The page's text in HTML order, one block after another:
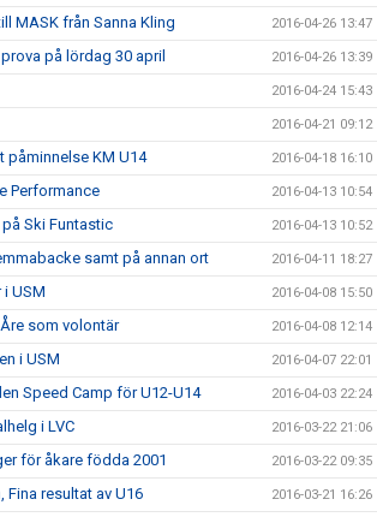
MASK från Sanna Kling 2016-04-26 13:47
på lördag 30 april 2016-04-26 13:39
2016-04-24 15:43
2016-04-21 09:12
påminnelse KM U14 2016-04-18 16:10
Performance 2016-04-13 10:54
Ski Funtastic 2016-04-13 10:52
samt på annan ort 2016-04-11 18:27
i USM 2016-04-08 15:50
som volontär 2016-04-08 12:14
i USM 2016-04-07 22:01
Speed Camp för U12-U14 2016-04-03 22:24
i LVC 2016-03-22 21:06
för åkare födda 2001 2016-03-22 09:35
Fina resultat av U16 2016-03-21 16:26